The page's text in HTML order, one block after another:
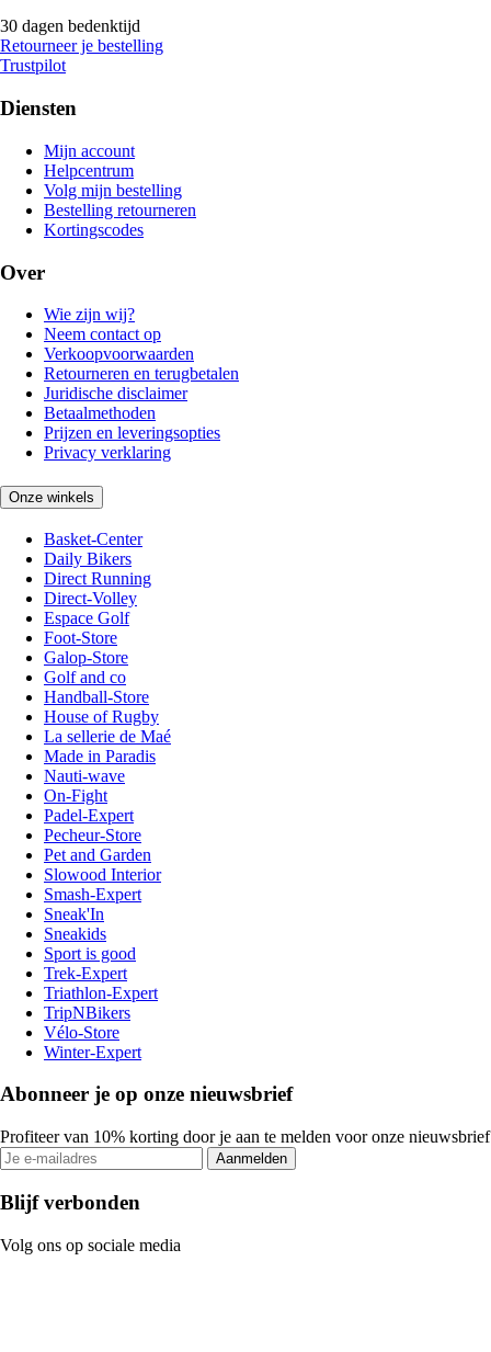
30 dagen bedenktijd
Retourneer je bestelling
Trustpilot
Diensten
Mijn account
Helpcentrum
Volg mijn bestelling
Bestelling retourneren
Kortingscodes
Over
Wie zijn wij?
Neem contact op
Verkoopvoorwaarden
Retourneren en terugbetalen
Juridische disclaimer
Betaalmethoden
Prijzen en leveringsopties
Privacy verklaring
Onze winkels
Basket-Center
Daily Bikers
Direct Running
Direct-Volley
Espace Golf
Foot-Store
Galop-Store
Golf and co
Handball-Store
House of Rugby
La sellerie de Maé
Made in Paradis
Nauti-wave
On-Fight
Padel-Expert
Pecheur-Store
Pet and Garden
Slowood Interior
Smash-Expert
Sneak'In
Sneakids
Sport is good
Trek-Expert
Triathlon-Expert
TripNBikers
Vélo-Store
Winter-Expert
Abonneer je op onze nieuwsbrief
Profiteer van 10% korting door je aan te melden voor onze nieuwsbrief
Aanmelden
Blijf verbonden
Volg ons op sociale media